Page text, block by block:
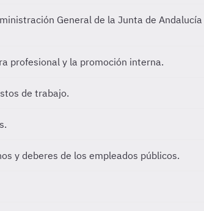
General de la Junta de Andalucía
profesional y la promoción interna.
de trabajo.
y deberes de los empleados públicos.